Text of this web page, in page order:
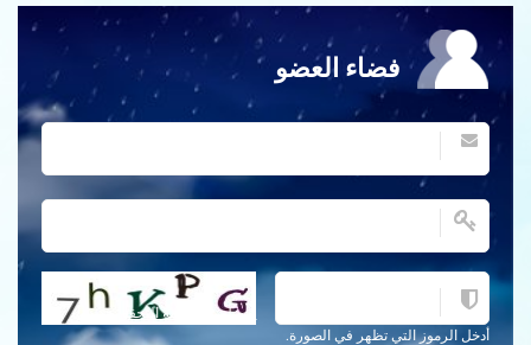
فضاء العضو
أدخل الرموز التي تظهر في الصورة.
احصل على كلمة التحقق جديدة!